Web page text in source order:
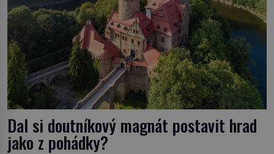
Dal si doutníkový magnát postavit hrad
jako z pohádky?